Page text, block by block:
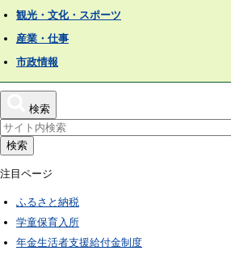
観光・文化・スポーツ
産業・仕事
市政情報
検索
検索
注目ページ
ふるさと納税
学童保育入所
年金生活者支援給付金制度